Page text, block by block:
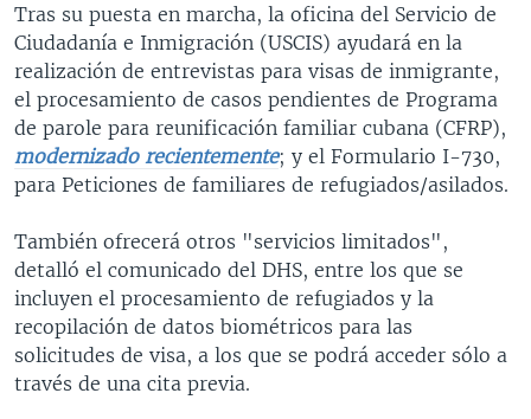
Tras su puesta en marcha, la oficina del Servicio de
Ciudadanía e Inmigración (USCIS) ayudará en la
realización de entrevistas para visas de inmigrante,
el procesamiento de casos pendientes de Programa
de parole para reunificación familiar cubana (CFRP),
modernizado recientemente; y el Formulario I-730,
para Peticiones de familiares de refugiados/asilados.
También ofrecerá otros "servicios limitados",
detalló el comunicado del DHS, entre los que se
incluyen el procesamiento de refugiados y la
recopilación de datos biométricos para las
solicitudes de visa, a los que se podrá acceder sólo a
través de una cita previa.